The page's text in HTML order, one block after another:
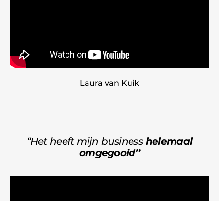
Laura van Kuik
“Het heeft mijn business helemaal
omgegooid”